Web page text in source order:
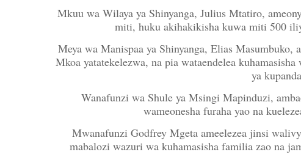
Mkuu wa Wilaya ya Shinyanga, Julius Mtatiro,
miti, huku akihakikisha kuwa miti 500
Meya wa Manispaa ya Shinyanga, Elias
Mkoa yatatekelezwa, na pia wataendelea
ya
Wanafunzi wa Shule ya Msingi Mapinduzi,
wameonesha furaha yao na
Mwanafunzi Godfrey Mgeta ameelezea jinsi
mabalozi wazuri wa kuhamasisha familia zao na